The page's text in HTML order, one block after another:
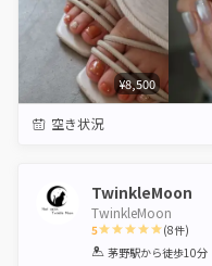
¥8,500
空き状況
TwinkleMoon
TwinkleMoon
5
1 2 3 4 5
(8件)
茅野駅から徒歩10分